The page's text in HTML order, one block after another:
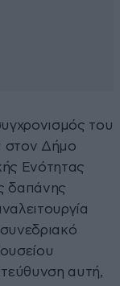
του
στον Δήμο
Ενότητας
δαπάνης
αυτή,